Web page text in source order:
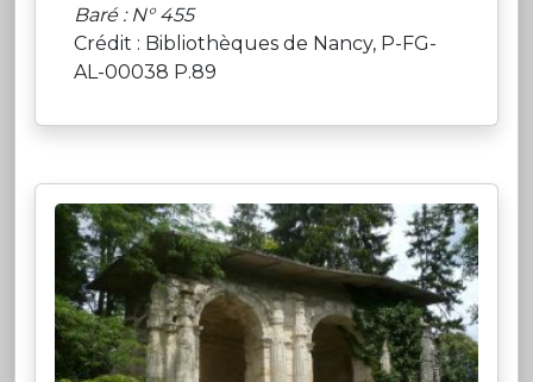
Baré : N° 455
Crédit : Bibliothèques de Nancy, P-FG-
AL-00038 P.89